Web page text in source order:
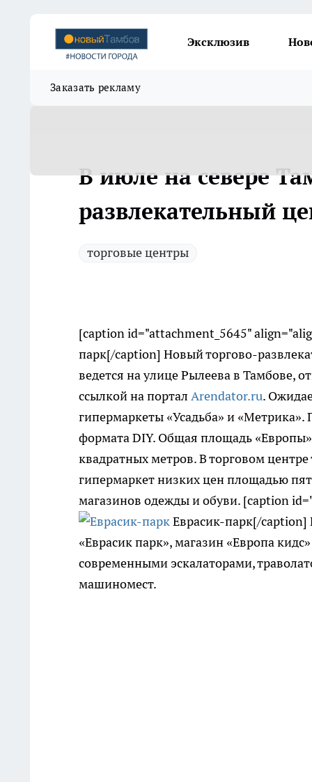
Эксклюзив
Заказать рекламу
В июле на севере
развлекательный
торговые центры
[caption id="attachment_5645"
парк[/caption] Новый торгово-
ведется на улице Рылеева в Тамбове,
ссылкой на портал Arendator.ru.
гипермаркеты «Усадьба» и «Метрика».
формата DIY. Общая площадь «Европы»
квадратных метров. В торговом
гипермаркет низких цен площадью
магазинов одежды и обуви. [caption
Еврасик-парк[/caption]
«Еврасик парк», магазин «Европа
современными эскалаторами,
машиномест.